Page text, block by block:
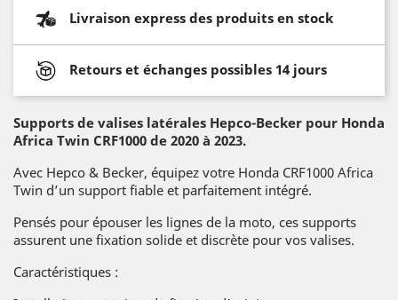
Livraison express des produits en stock
Retours et échanges possibles 14 jours
Supports de valises latérales Hepco-Becker pour Honda
Africa Twin CRF1000 de 2020 à 2023.
Avec Hepco & Becker, équipez votre Honda CRF1000 Africa
Twin d’un support fiable et parfaitement intégré.
Pensés pour épouser les lignes de la moto, ces supports
assurent une fixation solide et discrète pour vos valises.
Caractéristiques :